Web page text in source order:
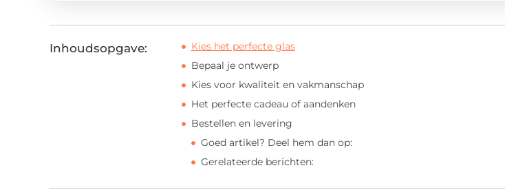
Inhoudsopgave:
Kies het perfecte glas
Bepaal je ontwerp
Kies voor kwaliteit en vakmanschap
Het perfecte cadeau of aandenken
Bestellen en levering
Goed artikel? Deel hem dan op:
Gerelateerde berichten: